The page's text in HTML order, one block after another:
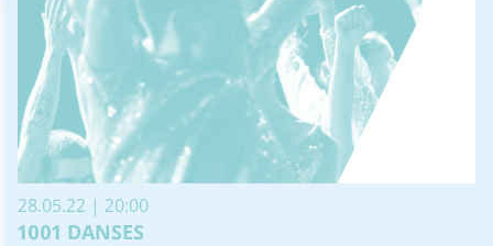
28.05.22 | 20:00
1001 DANSES